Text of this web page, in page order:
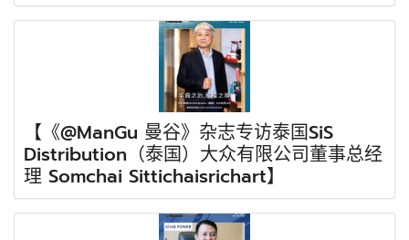
【《@ManGu 曼谷》杂志专访泰国SiS
Distribution（泰国）大众有限公司董事总经
理 Somchai Sittichaisrichart】